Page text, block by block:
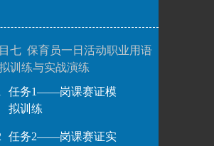
七 保育员一日活动职业用语
训练与实战演练
任务1——岗课赛证模
拟训练
任务2——岗课赛证实